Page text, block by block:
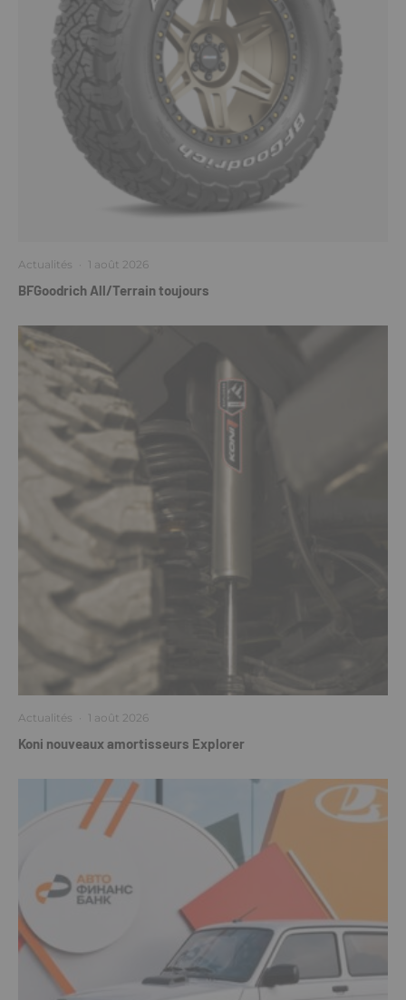
Actualités · 1 août 2026
BFGoodrich All/Terrain toujours
Actualités · 1 août 2026
Koni nouveaux amortisseurs Explorer